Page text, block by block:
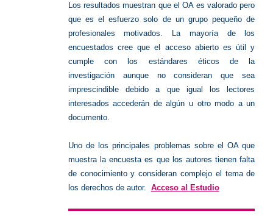
Los resultados muestran que el OA es valorado pero
que es el esfuerzo solo de un grupo pequeño de
profesionales motivados. La mayoría de los
encuestados cree que el acceso abierto es útil y
cumple con los estándares éticos de la
investigación aunque no consideran que sea
imprescindible debido a que igual los lectores
interesados accederán de algún u otro modo a un
documento.
Uno de los principales problemas sobre el OA que
muestra la encuesta es que los autores tienen falta
de conocimiento y consideran complejo el tema de
los derechos de autor. Acceso al Estudio